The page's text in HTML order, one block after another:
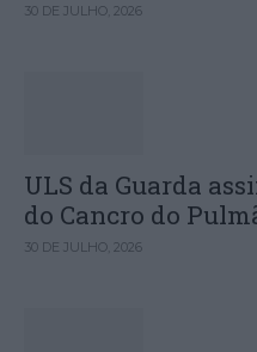
30 DE JULHO, 2026
ULS da Guarda
do Cancro do
30 DE JULHO, 2026